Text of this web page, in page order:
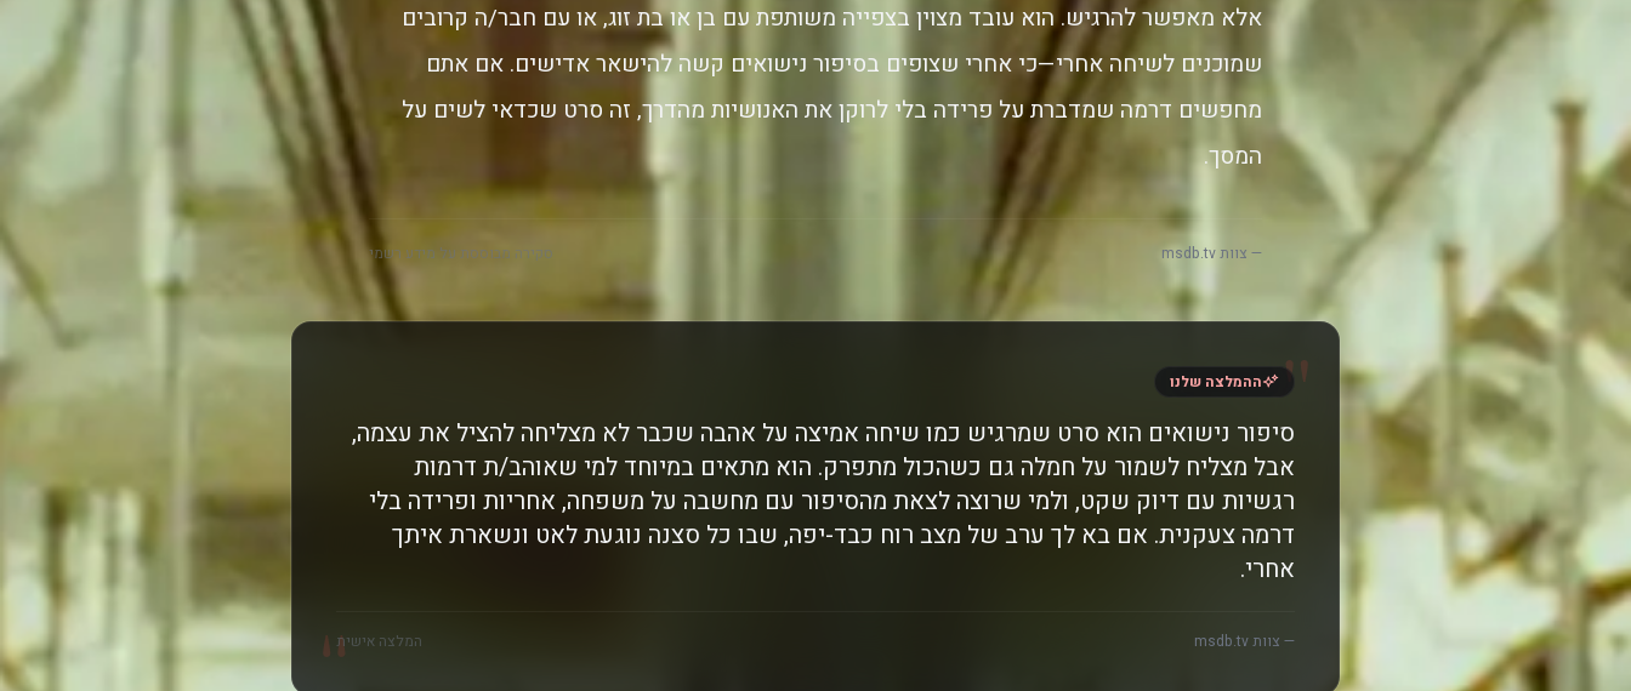
אלא מאפשר להרגיש. הוא עובד מצוין בצפייה משותפת עם בן או בת זוג, או עם חבר/ה קרובים
שמוכנים לשיחה אחרי—כי אחרי שצופים בסיפור נישואים קשה להישאר אדישים. אם אתם
מחפשים דרמה שמדברת על פרידה בלי לרוקן את האנושיות מהדרך, זה סרט שכדאי לשים על
המסך.
— צוות msdb.tv סקירה מבוססת על מידע רשמי
"
"
ההמלצה שלנו
סיפור נישואים הוא סרט שמרגיש כמו שיחה אמיצה על אהבה שכבר לא מצליחה להציל את עצמה,
אבל מצליח לשמור על חמלה גם כשהכול מתפרק. הוא מתאים במיוחד למי שאוהב/ת דרמות
רגשיות עם דיוק שקט, ולמי שרוצה לצאת מהסיפור עם מחשבה על משפחה, אחריות ופרידה בלי
דרמה צעקנית. אם בא לך ערב של מצב רוח כבד-יפה, שבו כל סצנה נוגעת לאט ונשארת איתך
אחרי.
— צוות msdb.tv המלצה אישית